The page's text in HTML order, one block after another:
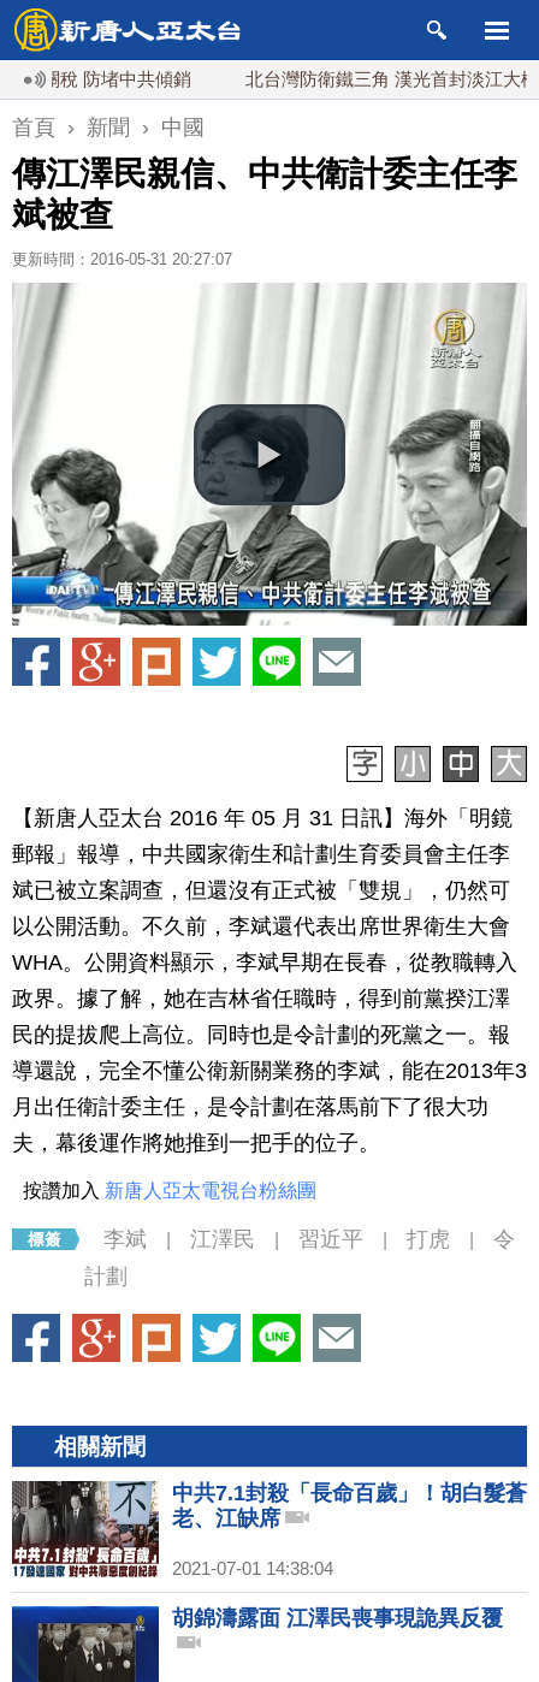
稅 防堵中共傾銷 北台灣防衛鐵三角 漢光首封淡江大橋驗證
首頁 › 新聞 › 中國
傳江澤民親信、中共衛計委主任李
斌被查
更新時間：2016-05-31 20:27:07
【新唐人亞太台 2016 年 05 月 31 日訊】海外「明鏡
郵報」報導，中共國家衛生和計劃生育委員會主任李
斌已被立案調查，但還沒有正式被「雙規」，仍然可
以公開活動。不久前，李斌還代表出席世界衛生大會
WHA。公開資料顯示，李斌早期在長春，從教職轉入
政界。據了解，她在吉林省任職時，得到前黨揆江澤
民的提拔爬上高位。同時也是令計劃的死黨之一。報
導還說，完全不懂公衛新關業務的李斌，能在2013年3
月出任衛計委主任，是令計劃在落馬前下了很大功
夫，幕後運作將她推到一把手的位子。
按讚加入 新唐人亞太電視台粉絲團
李斌 江澤民 習近平 打虎
令
計劃
相關新聞
中共7.1封殺「長命百歲」！胡白髮蒼
老、江缺席
2021-07-01 14:38:04
胡錦濤露面 江澤民喪事現詭異反覆